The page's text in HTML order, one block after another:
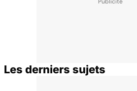
Les derniers sujets